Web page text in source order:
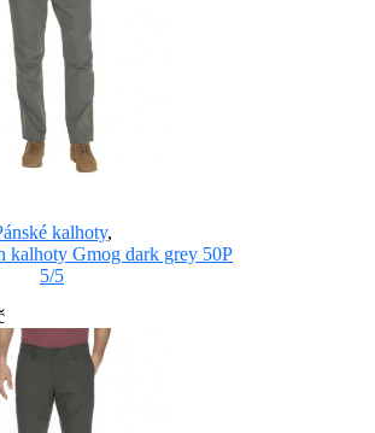
kalhoty,
kalhoty Gmog dark grey 50P
5/5